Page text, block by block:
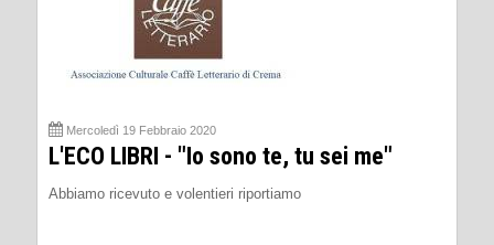
Mercoledì 19 Febbraio 2020
L'ECO LIBRI - "Io sono te, tu sei me"
Abbiamo ricevuto e volentieri riportiamo